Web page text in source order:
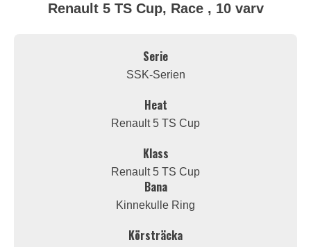
Renault 5 TS Cup, Race , 10 varv
Serie
SSK-Serien
Heat
Renault 5 TS Cup
Klass
Renault 5 TS Cup
Bana
Kinnekulle Ring
Körsträcka